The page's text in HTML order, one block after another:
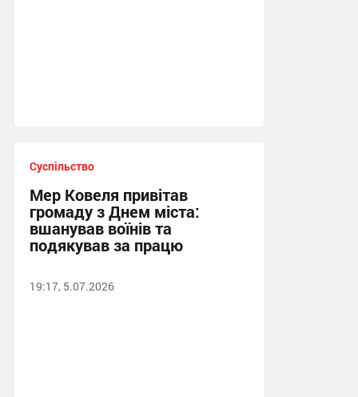
Суспільство
Мер Ковеля привітав
громаду з Днем міста:
вшанував воїнів та
подякував за працю
19:17, 5.07.2026